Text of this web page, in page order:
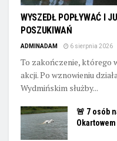
WYSZEDŁ POPŁYWAĆ I
POSZUKIWAŃ
ADMINADAM 6 sierpnia 2026
To zakończenie, którego
akcji. Po wznowieniu
Wydmińskim służby...
🚨 7 osób
Okartowem